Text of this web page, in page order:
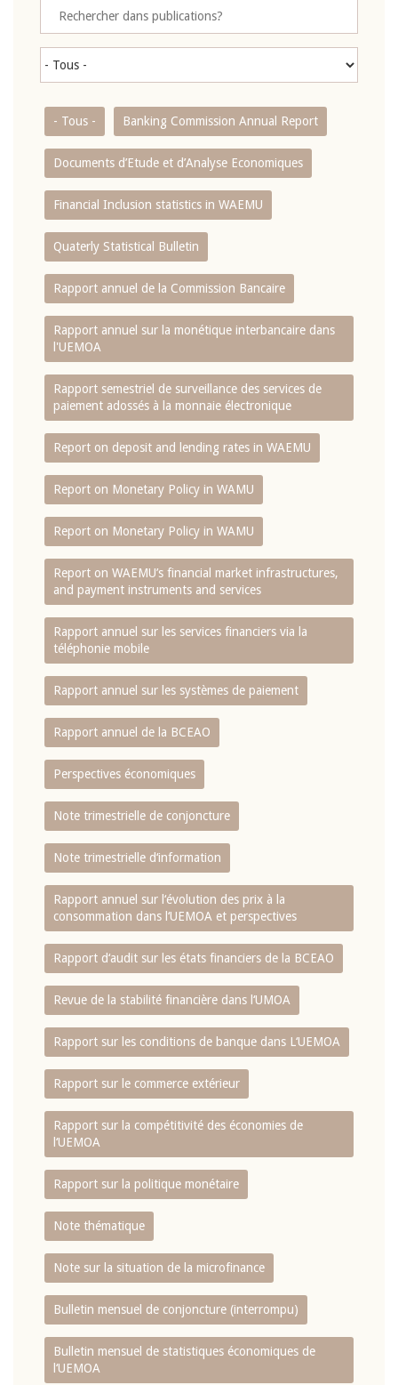
- Tous - Banking Commission Annual Report
Documents d’Etude et d’Analyse Economiques
Financial Inclusion statistics in WAEMU
Quaterly Statistical Bulletin
Rapport annuel de la Commission Bancaire
Rapport annuel sur la monétique interbancaire dans
l'UEMOA
Rapport semestriel de surveillance des services de
paiement adossés à la monnaie électronique
Report on deposit and lending rates in WAEMU
Report on Monetary Policy in WAMU
Report on Monetary Policy in WAMU
Report on WAEMU’s financial market infrastructures,
and payment instruments and services
Rapport annuel sur les services financiers via la
téléphonie mobile
Rapport annuel sur les systèmes de paiement
Rapport annuel de la BCEAO
Perspectives économiques
Note trimestrielle de conjoncture
Note trimestrielle d‘information
Rapport annuel sur l‘évolution des prix à la
consommation dans l‘UEMOA et perspectives
Rapport d‘audit sur les états financiers de la BCEAO
Revue de la stabilité financière dans l‘UMOA
Rapport sur les conditions de banque dans L‘UEMOA
Rapport sur le commerce extérieur
Rapport sur la compétitivité des économies de
l‘UEMOA
Rapport sur la politique monétaire
Note thématique
Note sur la situation de la microfinance
Bulletin mensuel de conjoncture (interrompu)
Bulletin mensuel de statistiques économiques de
l‘UEMOA